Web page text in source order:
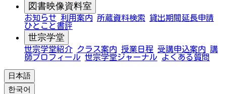
図書映像資料室
お知らせ 利用案内 所蔵資料検索
貸出期間延長申請
ひとこと書評
世宗学堂
世宗学堂紹介 クラス案内 授業日程 受講申込案内 講
師プロフィール 世宗学堂ジャーナル よくある質問
日本語
한국어